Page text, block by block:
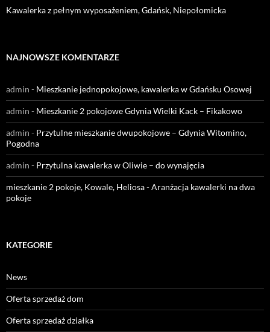
Kawalerka z pełnym wyposażeniem, Gdańsk, Niepołomicka
NAJNOWSZE KOMENTARZE
admin - Mieszkanie jednopokojowe, kawalerka w Gdańsku Osowej
admin - Mieszkanie 2 pokojowe Gdynia Wielki Kack – Fikakowo
admin - Przytulne mieszkanie dwupokojowe – Gdynia Witomino,
Pogodna
admin - Przytulna kawalerka w Oliwie – do wynajęcia
mieszkanie 2 pokoje, Kowale, Heliosa-Aranżacja kawalerki na dwa
pokoje
KATEGORIE
News
Oferta sprzedaż dom
Oferta sprzedaż działka